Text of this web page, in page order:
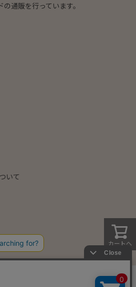
カートへ
通販を行っています。
いて
プライバシーポリシー